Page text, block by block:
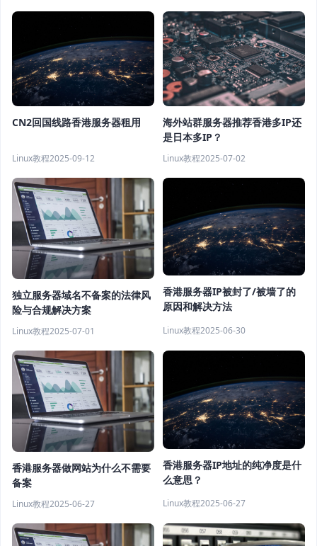
CN2回国线路香港服务器租用
Linux教程2025-09-12
海外站群服务器推荐香港多IP还
是日本多IP？
Linux教程2025-07-02
独立服务器域名不备案的法律风
险与合规解决方案
Linux教程2025-07-01
香港服务器IP被封了/被墙了的
原因和解决方法
Linux教程2025-06-30
香港服务器做网站为什么不需要
备案
Linux教程2025-06-27
香港服务器IP地址的纯净度是什
么意思？
Linux教程2025-06-27